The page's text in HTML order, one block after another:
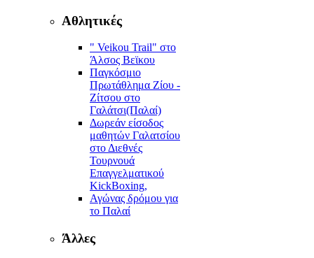
Αθλητικές
" Veikou Trail" στο
Άλσος Βεϊκου
Παγκόσμιο
Πρωτάθλημα Ζίου -
Ζίτσου στο
Γαλάτσι(Παλαί)
Δωρεάν είσοδος
μαθητών Γαλατσίου
στο Διεθνές
Τουρνουά
Επαγγελματικού
KickBoxing,
Αγώνας δρόμου για
το Παλαί
Άλλες